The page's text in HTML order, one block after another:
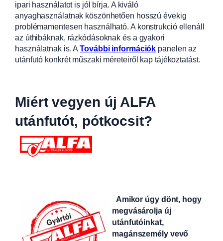
ipari használatot is jól bírja. A kiváló
anyaghasználatnak köszönhetően hosszú évekig
problémamentesen használható. A konstrukció ellenáll
az úthibáknak, rázkódásoknak és a gyakori
használatnak is. ATovábbi információk panelen az
utánfutó konkrét műszaki méreteiről kap tájékoztatást.
Miért vegyen új ALFA
utánfutót, pótkocsit?
Amikor úgy dönt, hogy
megvásárolja új
utánfutóinkat,
magánszemély vevő